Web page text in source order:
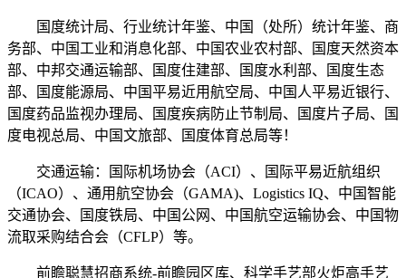
国度统计局、行业统计年鉴、中国（处所）统计年鉴、商
务部、中国工业和消息化部、中国农业农村部、国度天然资本
部、中邦交通运输部、国度住建部、国度水利部、国度生态
部、国度能源局、中国平易近用航空局、中国人平易近银行、
国度药品监视办理局、国度疾病防止节制局、国度片子局、国
度电视总局、中国文旅部、国度体育总局等！
交通运输：国际机场协会（ACI）、国际平易近航组织
（ICAO）、通用航空协会（GAMA)、Logistics IQ、中国智能
交通协会、国度铁局、中国公网、中国航空运输协会、中国物
流取采购结合会（CFLP）等。
前瞻聪慧招商系统-前瞻园区库、科学手艺部火炬高手艺